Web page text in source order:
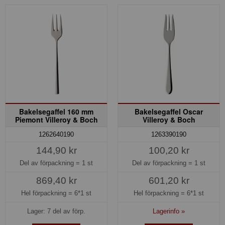
Bakelsegaffel 160 mm
Piemont Villeroy & Boch
1262640190
144,90 kr
Del av förpackning = 1 st
869,40 kr
Hel förpackning = 6*1 st
Lager: 7 del av förp.
Bakelsegaffel Oscar
Villeroy & Boch
1263390190
100,20 kr
Del av förpackning = 1 st
601,20 kr
Hel förpackning = 6*1 st
Lagerinfo »